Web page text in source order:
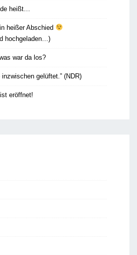
heißt…
heißer Abschied
hochgeladen…)
war da los?
gelüftet.” (NDR)
eröffnet!